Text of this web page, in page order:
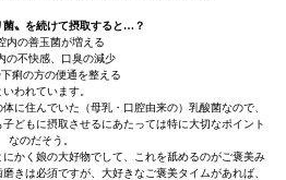
菌〟を続けて摂取すると…？
内の善玉菌が増える
の不快感、口臭の減少
痢の方の便通を整える
いわれています。
に住んでいた（母乳・口腔由来の）乳酸菌なので、
どもに摂取させるにあたっては特に大切なポイント
なのだそう。
かく娘の大好物でして、これを舐めるのがご褒美み
きは必須ですが、大好きなご褒美タイムがあれば、